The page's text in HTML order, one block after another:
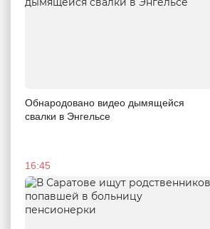
Обнародовано видео дымящейся
свалки в Энгельсе
16:45